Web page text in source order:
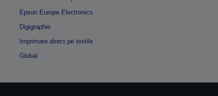
Epson Europe Electronics
Digigraphie
Imprimare direct pe textile
Global